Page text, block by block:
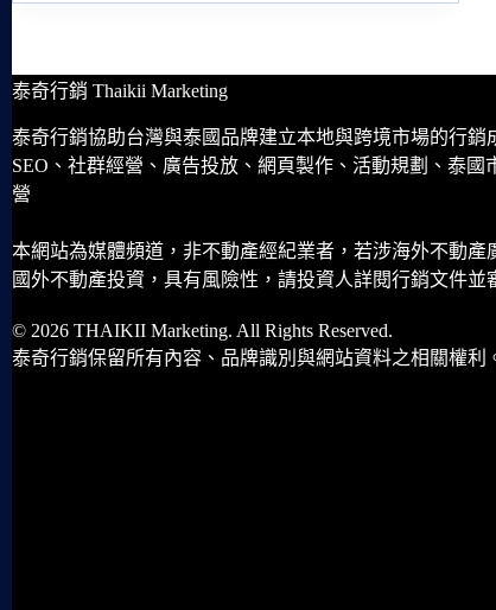
泰奇行銷 Thaikii Marketing
泰奇行銷協助台灣與泰國品牌建立本地與跨境市場的行銷
SEO、社群經營、廣告投放、網頁製作、活動規劃、泰國
營
本網站為媒體頻道，非不動產經紀業者，若涉海外不動產
國外不動產投資，具有風險性，請投資人詳閱行銷文件並
© 2026 THAIKII Marketing. All Rights Reserved.
泰奇行銷保留所有內容、品牌識別與網站資料之相關權利